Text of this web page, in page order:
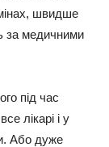
швидше
за медичними
під час
лікарі і у
Або дуже